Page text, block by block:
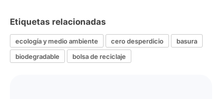
Etiquetas relacionadas
ecología y medio ambiente cero desperdicio
basura
biodegradable
bolsa de reciclaje